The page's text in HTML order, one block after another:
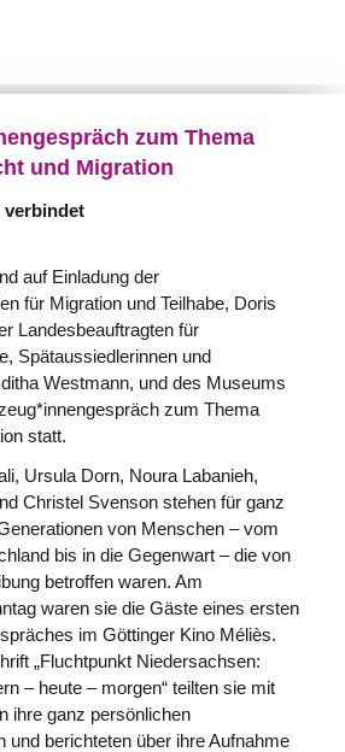
zum Thema
und Migration
verbindet
auf Einladung der
für Migration und Teilhabe, Doris
Landesbeauftragten für
Spätaussiedlerinnen und
Westmann, und des Museums
zum Thema
statt.
Ursula Dorn, Noura Labanieh,
Christel Svenson stehen für ganz
von Menschen – vom
bis in die Gegenwart – die von
betroffen waren. Am
waren sie die Gäste eines ersten
im Göttinger Kino Méliès.
„Fluchtpunkt Niedersachsen:
– heute – morgen“ teilten sie mit
ihre ganz persönlichen
und berichteten über ihre Aufnahme